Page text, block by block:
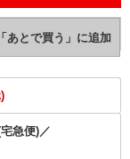
急便)／